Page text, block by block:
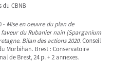
CBNB
- Mise en oeuvre du plan de
du Rubanier nain (Sparganium
Bilan des actions 2020. Conseil
Morbihan. Brest : Conservatoire
de Brest, 24 p. + 2 annexes.